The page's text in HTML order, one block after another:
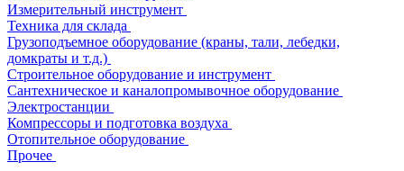
Измерительный инструмент
Техника для склада
Грузоподъемное оборудование (краны, тали, лебедки,
домкраты и т.д.)
Строительное оборудование и инструмент
Сантехническое и каналопромывочное оборудование
Электростанции
Компрессоры и подготовка воздуха
Отопительное оборудование
Прочее